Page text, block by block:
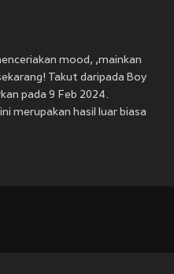
mood, ,mainkan
Takut daripada Boy
pada 9 Feb 2024.
merupakan hasil luar biasa